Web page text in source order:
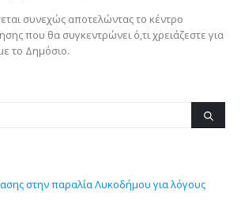
συνεχώς αποτελώντας το κέντρο
που θα συγκεντρώνει ό,τι χρειάζεστε για
το Δημόσιο.
στην παραλία Λυκοδήμου για λόγους